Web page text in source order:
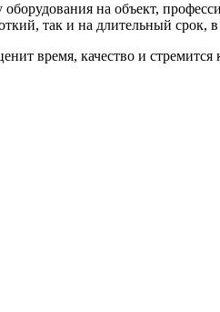
на объект,
так и на длительный срок,
время, качество и